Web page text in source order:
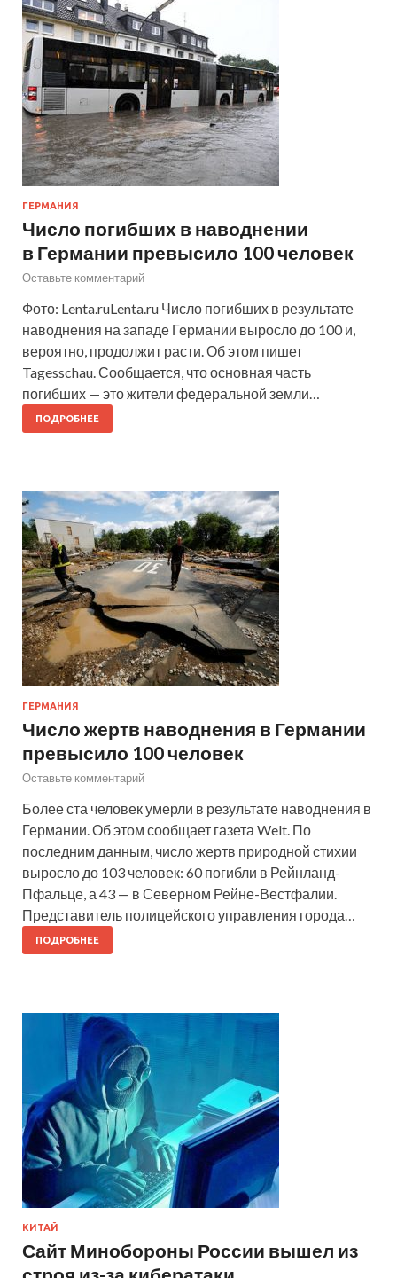
ГЕРМАНИЯ
Число погибших в наводнении
в Германии превысило 100 человек
Оставьте комментарий
Фото: Lenta.ruLenta.ru Число погибших в результате
наводнения на западе Германии выросло до 100 и,
вероятно, продолжит расти. Об этом пишет
Tagesschau. Сообщается, что основная часть
погибших — это жители федеральной земли…
ПОДРОБНЕЕ
ГЕРМАНИЯ
Число жертв наводнения в Германии
превысило 100 человек
Оставьте комментарий
Более ста человек умерли в результате наводнения в
Германии. Об этом сообщает газета Welt. По
последним данным, число жертв природной стихии
выросло до 103 человек: 60 погибли в Рейнланд-
Пфальце, а 43 — в Северном Рейне-Вестфалии.
Представитель полицейского управления города…
ПОДРОБНЕЕ
КИТАЙ
Сайт Минобороны России вышел из